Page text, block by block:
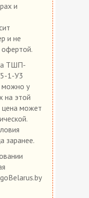
и
и не
офертой.
ТШП-
1-У3
можно у
на этой
цена может
заранее.